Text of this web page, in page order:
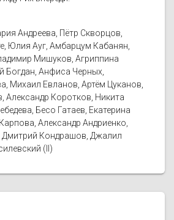
Андреева, Пётр Скворцов,
Юлия Ауг, Амбарцум Кабанян,
Мишуков, Агриппина
Богдан, Анфиса Черных,
Михаил Евланов, Артём Цуканов,
Александр Коротков, Никита
Бесо Гатаев, Екатерина
Александр Андриенко,
Дмитрий Кондрашов, Джалил
(II)